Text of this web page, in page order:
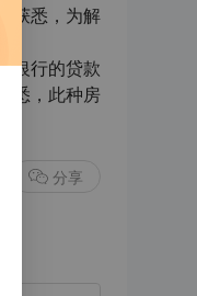
获悉，为解
银行的贷款
悉，此种房
分享